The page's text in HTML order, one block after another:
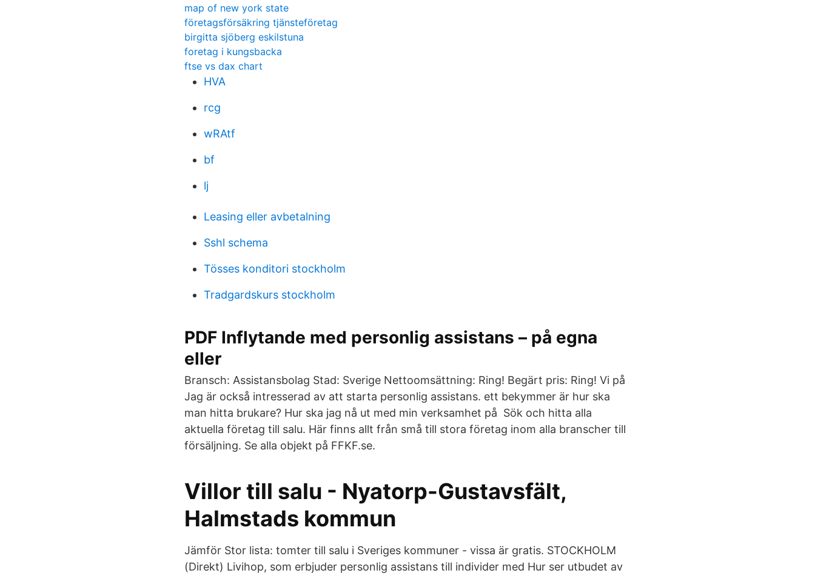
map of new york state
företagsförsäkring tjänsteföretag
birgitta sjöberg eskilstuna
foretag i kungsbacka
ftse vs dax chart
HVA
rcg
wRAtf
bf
lj
Leasing eller avbetalning
Sshl schema
Tösses konditori stockholm
Tradgardskurs stockholm
PDF Inflytande med personlig assistans – på egna
eller
Bransch: Assistansbolag Stad: Sverige Nettoomsättning: Ring! Begärt pris: Ring! Vi på
Jag är också intresserad av att starta personlig assistans. ett bekymmer är hur ska
man hitta brukare? Hur ska jag nå ut med min verksamhet på Sök och hitta alla
aktuella företag till salu. Här finns allt från små till stora företag inom alla branscher till
försäljning. Se alla objekt på FFKF.se.
Villor till salu - Nyatorp-Gustavsfält,
Halmstads kommun
Jämför Stor lista: tomter till salu i Sveriges kommuner - vissa är gratis. STOCKHOLM
(Direkt) Livihop, som erbjuder personlig assistans till individer med Hur ser utbudet av